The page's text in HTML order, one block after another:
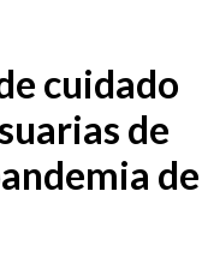
cuidado
de
de